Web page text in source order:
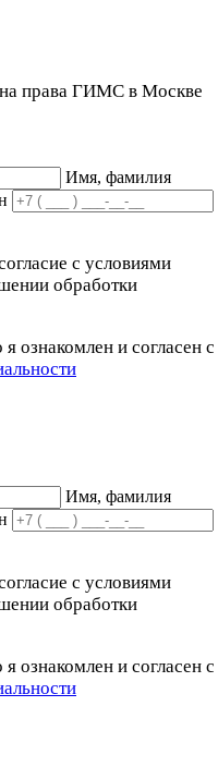
права ГИМС в Москве
Имя, фамилия
с условиями
обработки
ознакомлен и согласен с
Имя, фамилия
с условиями
обработки
ознакомлен и согласен с